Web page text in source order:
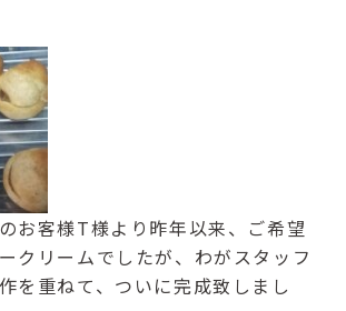
ポリシー
・お問い合わせ
お客様T様より昨年以来、ご希望
クリームでしたが、わがスタッフ
を重ねて、ついに完成致しまし